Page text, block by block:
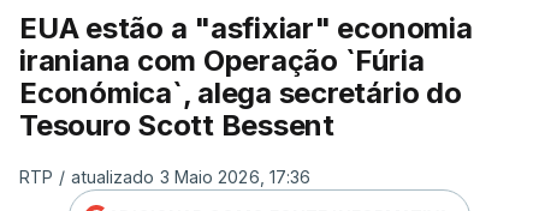
EUA estão a "asfixiar" economia
iraniana com Operação `Fúria
Económica`, alega secretário do
Tesouro Scott Bessent
RTP / atualizado 3 Maio 2026, 17:36